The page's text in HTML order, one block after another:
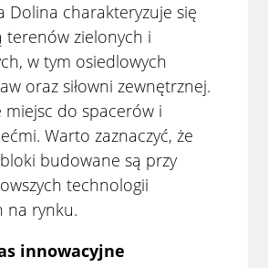
Dolina charakteryzuje się
terenów zielonych i
w tym osiedlowych
oraz siłowni zewnętrznej.
miejsc do spacerów i
Warto zaznaczyć, że
budowane są przy
technologii
na rynku.
innowacyjne